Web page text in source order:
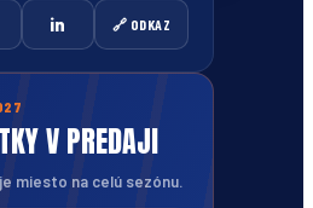
in 🔗 ODKAZ
V PREDAJI
miesto na celú sezónu.